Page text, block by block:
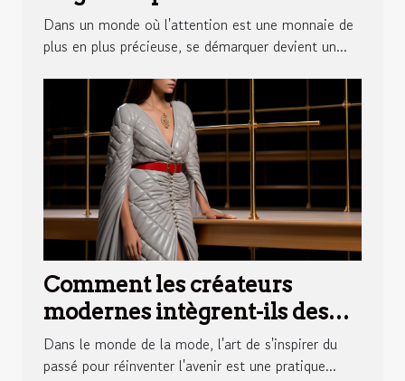
publicitaires qui marquent
les esprits
Dans un monde où l'attention est une monnaie de
plus en plus précieuse, se démarquer devient un...
Comment les créateurs
modernes intègrent-ils des
éléments de la gandoura dans
la haute couture?
Dans le monde de la mode, l'art de s'inspirer du
passé pour réinventer l'avenir est une pratique...